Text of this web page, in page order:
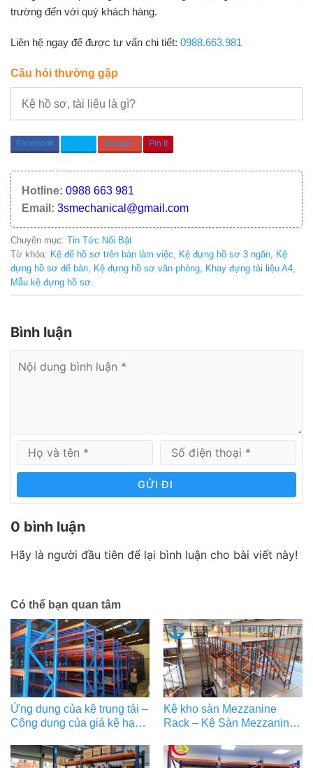
trường đến với quý khách hàng.
Liên hệ ngay để được tư vấn chi tiết: 0988.663.981
Câu hỏi thường gặp
Kệ hồ sơ, tài liệu là gì?
Facebook Twitter Google+ Pin It
Hotline: 0988 663 981
Email: 3smechanical@gmail.com
Chuyên mục: Tin Tức Nổi Bật
Từ khóa: Kệ để hồ sơ trên bàn làm việc Kệ đựng hồ sơ 3 ngăn
Kệ
đựng hồ sơ để bàn
Kệ đựng hồ sơ văn phòng Khay đựng tài liệu A4
Mẫu kệ đựng hồ sơ
Bình luận
GỬI ĐI
0 bình luận
Hãy là người đầu tiên để lại bình luận cho bài viết này!
Có thể bạn quan tâm
Ứng dụng của kệ trung tải –
Công dụng của giá kệ hạng
Kệ kho sàn Mezzanine
Rack – Kệ Sàn Mezzanine